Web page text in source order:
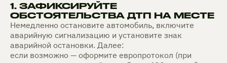
1. ЗАФИКСИРУЙТЕ
ОБСТОЯТЕЛЬСТВА ДТП НА МЕСТЕ
Немедленно остановите автомобиль, включите
аварийную сигнализацию и установите знак
аварийной остановки. Далее:
если возможно — оформите европротокол (при